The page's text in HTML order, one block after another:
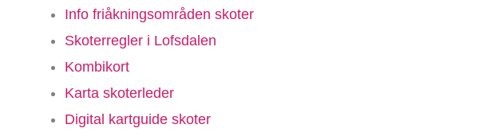
Info friåkningsområden skoter
Skoterregler i Lofsdalen
Kombikort
Karta skoterleder
Digital kartguide skoter